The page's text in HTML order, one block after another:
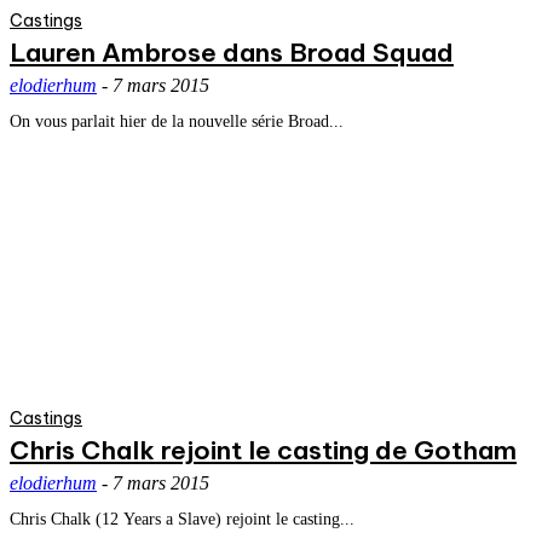
Castings
Lauren Ambrose dans Broad Squad
elodierhum - 7 mars 2015
On vous parlait hier de la nouvelle série Broad...
Castings
Chris Chalk rejoint le casting de Gotham
elodierhum - 7 mars 2015
Chris Chalk (12 Years a Slave) rejoint le casting...